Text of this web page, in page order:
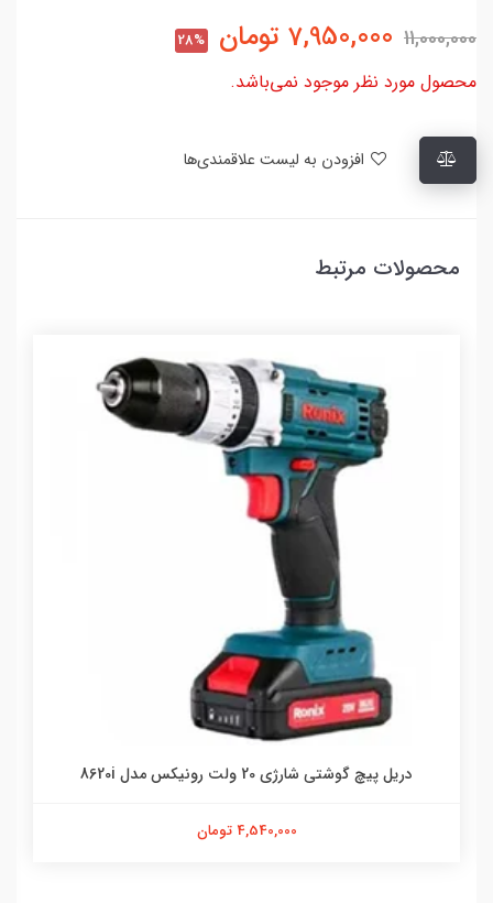
11,000,000
7,950,000 تومان 28%
محصول مورد نظر موجود نمی‌باشد.
محصولات مرتبط
دریل پیچ گوشتی شارژی 20 ولت رونیکس مدل 8620i
4,540,000 تومان